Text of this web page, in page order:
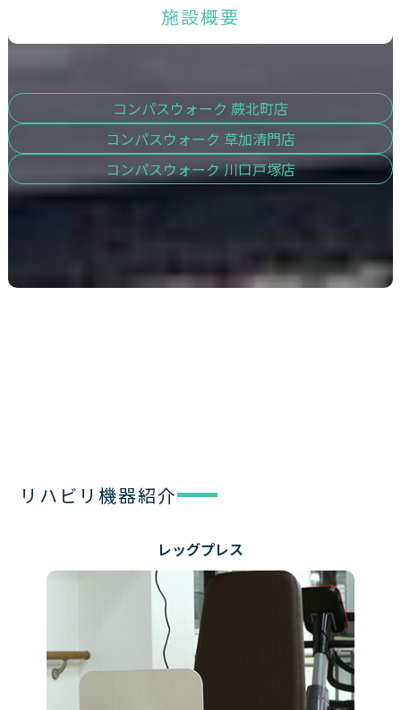
施設概要
コンパスウォーク 蕨北町店
コンパスウォーク 草加清門店
コンパスウォーク 川口戸塚店
リハビリ機器紹介
レッグプレス